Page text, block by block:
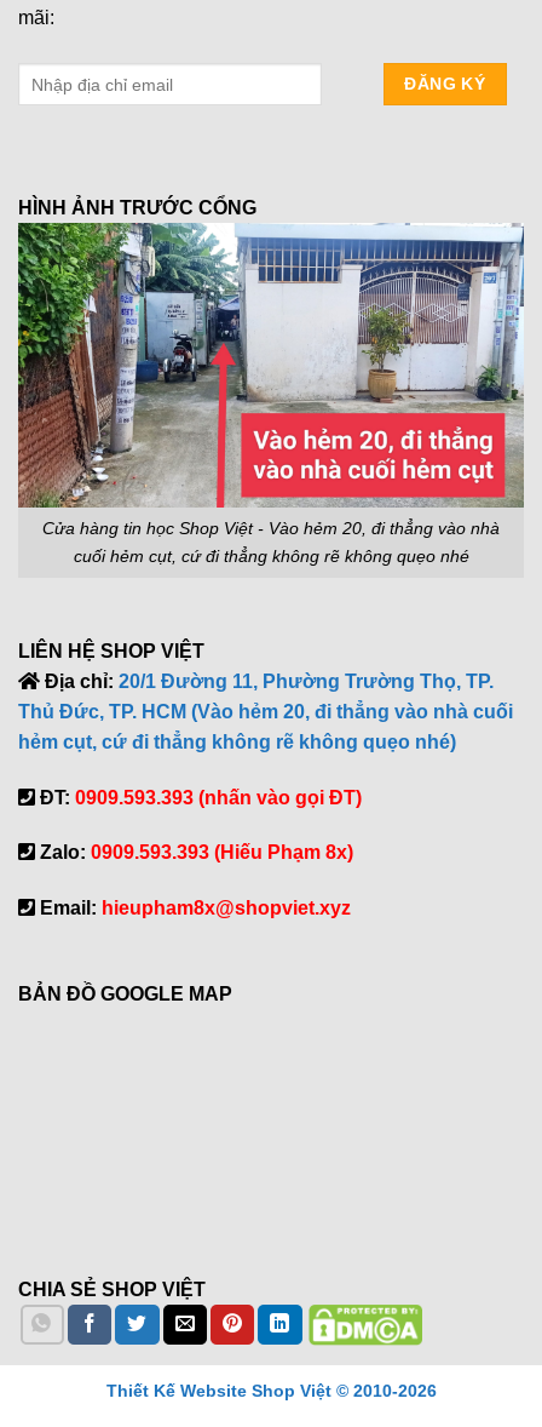
mãi:
HÌNH ẢNH TRƯỚC CỔNG
Cửa hàng tin học Shop Việt - Vào hẻm 20, đi thẳng vào nhà
cuối hẻm cụt, cứ đi thẳng không rẽ không quẹo nhé
LIÊN HỆ SHOP VIỆT
Địa chỉ: 20/1 Đường 11, Phường Trường Thọ, TP.
Thủ Đức, TP. HCM (Vào hẻm 20, đi thẳng vào nhà cuối
hẻm cụt, cứ đi thẳng không rẽ không quẹo nhé)
ĐT: 0909.593.393 (nhấn vào gọi ĐT)
Zalo: 0909.593.393 (Hiếu Phạm 8x)
Email: hieupham8x@shopviet.xyz
BẢN ĐỒ GOOGLE MAP
CHIA SẺ SHOP VIỆT
Thiết Kế Website Shop Việt © 2010-2026